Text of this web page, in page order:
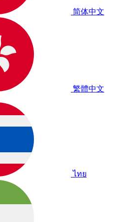
简体中文
繁體中文
ไทย